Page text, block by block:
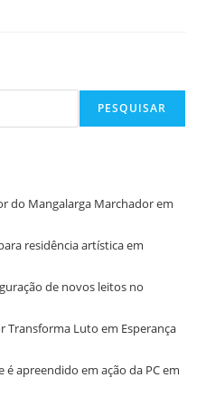
PESQUISAR
do Mangalarga Marchador em
residência artística em
de novos leitos no
Transforma Luto em Esperança
apreendido em ação da PC em